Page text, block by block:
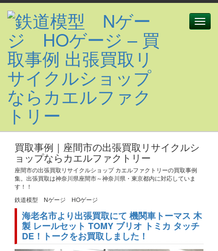
Toggle
買取事例｜座間市の出張買取リサイクルシ
ョップならカエルファクトリー
座間市の出張買取リサイクルショップ カエルファクトリーの買取事例
集。出張買取は神奈川県座間市～神奈川県・東京都内に対応していま
す！！
鉄道模型 Nゲージ HOゲージ
海老名市より出張買取にて 機関車トーマス 木
製 レールセット TOMY ブリオ トミカ タッチ
DE！トークをお買取しました！